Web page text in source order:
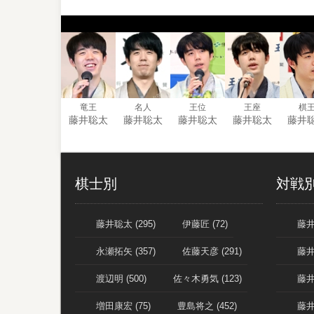
竜王
藤井聡太
名人
藤井聡太
王位
藤井聡太
王座
藤井聡太
棋
藤井
棋士別
藤井聡太 (295) 伊藤匠 (72)
永瀬拓矢 (357) 佐藤天彦 (291)
渡辺明 (500) 佐々木勇気 (123)
増田康宏 (75) 豊島将之 (452)
対戦
藤
藤
藤
藤